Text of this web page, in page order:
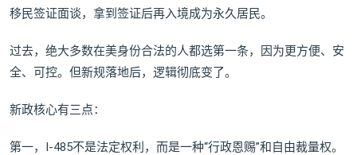
移民签证面谈，拿到签证后再入境成为永久居民。
过去，绝大多数在美身份合法的人都选第一条，因为更方便、安
全、可控。但新规落地后，逻辑彻底变了。
新政核心有三点：
第一，I-485不是法定权利，而是一种“行政恩赐”和自由裁量权。